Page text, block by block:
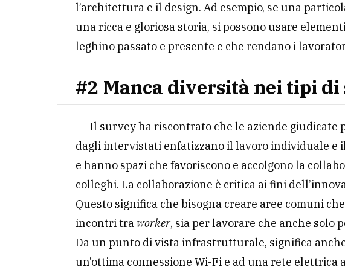
l’architettura e il design. Ad esempio, se una
una ricca e gloriosa storia, si possono usare
leghino passato e presente e che rendano i
#2 Manca diversità nei tipi di
Il survey ha riscontrato che le aziende giudicate
dagli intervistati enfatizzano il lavoro individuale e
e hanno spazi che favoriscono e accolgono la
colleghi. La collaborazione è critica ai fini
Questo significa che bisogna creare aree comuni
incontri tra worker, sia per lavorare che anche solo
Da un punto di vista infrastrutturale, significa
un’ottima connessione Wi-Fi e ad una rete elettrica